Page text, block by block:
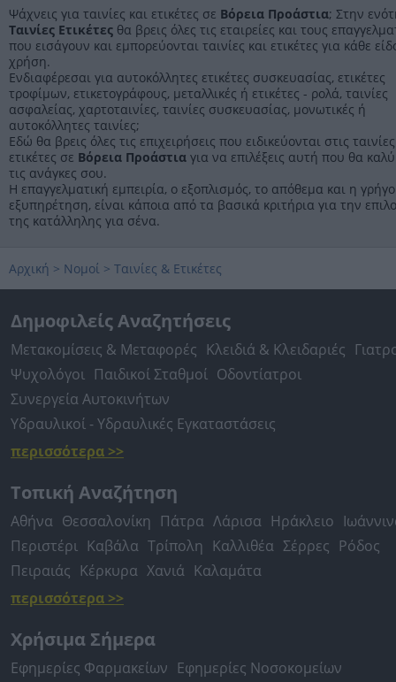
Ψάχνεις για ταινίες και ετικέτες σε Βόρεια Προάστια; Στην
Ταινίες Ετικέτες θα βρεις όλες τις εταιρείες και τους
που εισάγουν και εμπορεύονται ταινίες και ετικέτες για κάθε
χρήση.
Ενδιαφέρεσαι για αυτοκόλλητες ετικέτες συσκευασίας, ετικέτες
τροφίμων, ετικετογράφους, μεταλλικές ή ετικέτες - ρολά, ταινίες
ασφαλείας, χαρτοταινίες, ταινίες συσκευασίας, μονωτικές ή
αυτοκόλλητες ταινίες;
Εδώ θα βρεις όλες τις επιχειρήσεις που ειδικεύονται στις
ετικέτες σε Βόρεια Προάστια για να επιλέξεις αυτή που θα
τις ανάγκες σου.
Η επαγγελματική εμπειρία, ο εξοπλισμός, το απόθεμα και η
εξυπηρέτηση, είναι κάποια από τα βασικά κριτήρια για την
της κατάλληλης για σένα.
Αρχική > Νομοί > Ταινίες & Ετικέτες
Δημοφιλείς Αναζητήσεις
Μετακομίσεις & Μεταφορές Κλειδιά & Κλειδαριές
Ψυχολόγοι Παιδικοί Σταθμοί Οδοντίατροι
Συνεργεία Αυτοκινήτων
Υδραυλικοί - Υδραυλικές Εγκαταστάσεις
περισσότερα >>
Τοπική Αναζήτηση
Αθήνα Θεσσαλονίκη Πάτρα Λάρισα Ηράκλειο
Περιστέρι Καβάλα Τρίπολη Καλλιθέα Σέρρες Ρόδος
Πειραιάς Κέρκυρα Χανιά Καλαμάτα
περισσότερα >>
Χρήσιμα Σήμερα
Εφημερίες Φαρμακείων Εφημερίες Νοσοκομείων